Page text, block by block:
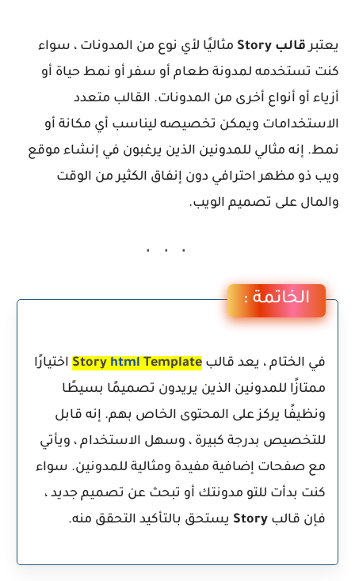
يعتبرقالب Story مثاليًا لأي نوع من المدونات ، سواء
كنت تستخدمه لمدونة طعام أو سفر أو نمط حياة أو
أزياء أو أنواع أخرى من المدونات. القالب متعدد
الاستخدامات ويمكن تخصيصه ليناسب أي مكانة أو
نمط. إنه مثالي للمدونين الذين يرغبون في إنشاء موقع
ويب ذو مظهر احترافي دون إنفاق الكثير من الوقت
والمال على تصميم الويب.
الخاتمة :
في الختام ، يعد قالب Story html Template
اختيارًا
ممتازًا للمدونين الذين يريدون تصميمًا بسيطًا
ونظيفًا يركز على المحتوى الخاص بهم. إنه قابل
للتخصيص بدرجة كبيرة ، وسهل الاستخدام ، ويأتي
مع صفحات إضافية مفيدة ومثالية للمدونين. سواء
كنت بدأت للتو مدونتك أو تبحث عن تصميم جديد ،
فإن قالب Story يستحق بالتأكيد التحقق منه.